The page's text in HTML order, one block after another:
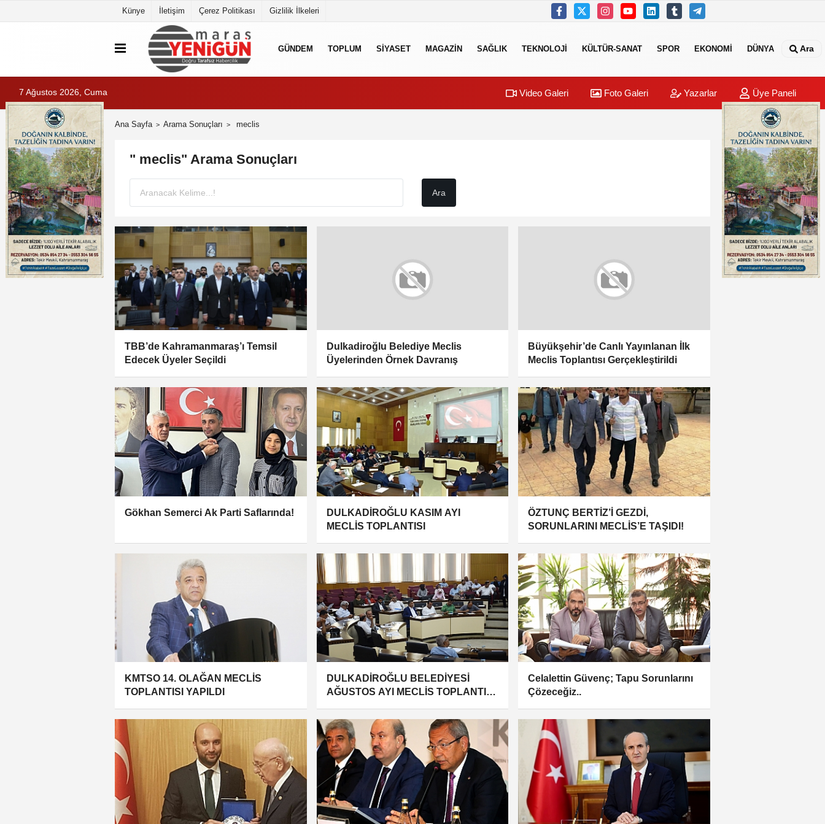
Künye İletişim Çerez Politikası Gizlilik İlkeleri
GÜNDEM TOPLUM SİYASET MAGAZİN SAĞLIK TEKNOLOJİ KÜLTÜR-SANAT SPOR EKONOMİ DÜNYA Ara
7 Ağustos 2026, Cuma Video Galeri Foto Galeri Yazarlar Üye Paneli
Ana Sayfa Arama Sonuçları meclis
" meclis" Arama Sonuçları
TBB’de Kahramanmaraş’ı Temsil
Edecek Üyeler Seçildi
Dulkadiroğlu Belediye Meclis
Üyelerinden Örnek Davranış
Büyükşehir’de Canlı Yayınlanan İlk
Meclis Toplantısı Gerçekleştirildi
Gökhan Semerci Ak Parti Saflarında!
DULKADİROĞLU KASIM AYI
MECLİS TOPLANTISI
ÖZTUNÇ BERTİZ’İ GEZDİ,
SORUNLARINI MECLİS’E TAŞIDI!
KMTSO 14. OLAĞAN MECLİS
TOPLANTISI YAPILDI
DULKADİROĞLU BELEDİYESİ
AĞUSTOS AYI MECLİS TOPLANTISI
Celalettin Güvenç; Tapu Sorunlarını
Çözeceğiz..